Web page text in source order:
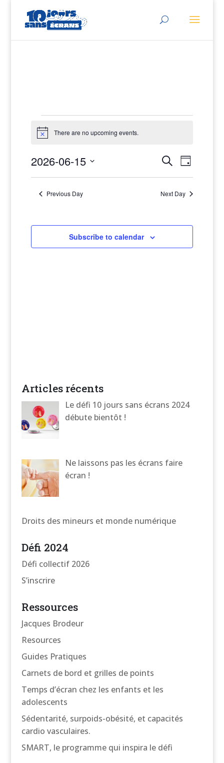
Events
for
2026-
06-
15
Notice There are no upcoming events.
Events
Search
and
SearchEvent
Day
2026-06-15
Select
Previous Day Next Day
Subscribe to calendar
Articles récents
Le défi 10 jours sans écrans 2024
débute bientôt !
Ne laissons pas les écrans faire
écran !
Droits des mineurs et monde numérique
Défi 2024
Défi collectif 2026
S’inscrire
Ressources
Jacques Brodeur
Resources
Guides Pratiques
Carnets de bord et grilles de points
Temps d’écran chez les enfants et les
adolescents
Sédentarité, surpoids-obésité, et capacités
cardio vasculaires.
SMART, le programme qui inspira le défi